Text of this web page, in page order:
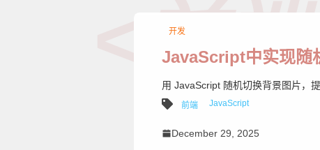
开发
JavaScript中实现随
用 JavaScript 随机切换背景图片，
前端 JavaScript
December 29, 2025
<前